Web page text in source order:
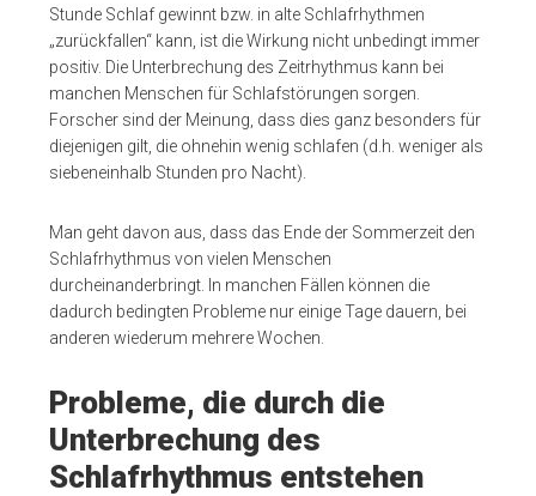
Stunde Schlaf gewinnt bzw. in alte Schlafrhythmen
„zurückfallen“ kann, ist die Wirkung nicht unbedingt immer
positiv. Die Unterbrechung des Zeitrhythmus kann bei
manchen Menschen für Schlafstörungen sorgen.
Forscher sind der Meinung, dass dies ganz besonders für
diejenigen gilt, die ohnehin wenig schlafen (d.h. weniger als
siebeneinhalb Stunden pro Nacht).
Man geht davon aus, dass das Ende der Sommerzeit den
Schlafrhythmus von vielen Menschen
durcheinanderbringt. In manchen Fällen können die
dadurch bedingten Probleme nur einige Tage dauern, bei
anderen wiederum mehrere Wochen.
Probleme, die durch die
Unterbrechung des
Schlafrhythmus entstehen